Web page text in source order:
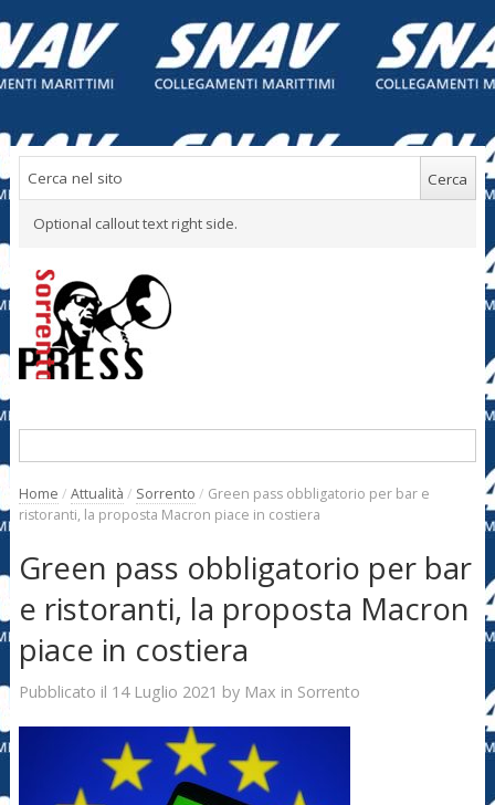
Optional callout text right side.
Home / Attualità / Sorrento / Green pass obbligatorio per bar e
ristoranti, la proposta Macron piace in costiera
Green pass obbligatorio per bar
e ristoranti, la proposta Macron
piace in costiera
Pubblicato il 14 Luglio 2021 by Max in Sorrento